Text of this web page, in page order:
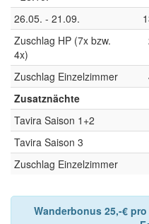
26.05. - 21.09.
Zuschlag HP (7x bzw.
4x)
Zuschlag Einzelzimmer
Zusatznächte
Tavira Saison 1+2
Tavira Saison 3
Zuschlag Einzelzimmer
Wanderbonus 25,-€